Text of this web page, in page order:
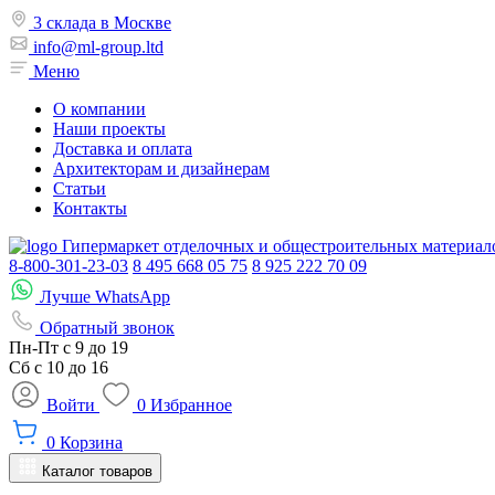
3 склада в Москве
info@ml-group.ltd
Меню
О компании
Наши проекты
Доставка и оплата
Архитекторам и дизайнерам
Статьи
Контакты
Гипермаркет отделочных и общестроительных
8-800-301-23-03 8 495 668 05 75 8 925 222 70 09
Лучше WhatsApp
Обратный звонок
Пн-Пт с 9 до 19
Сб с 10 до 16
Войти
0 Избранное
0 Корзина
Каталог товаров